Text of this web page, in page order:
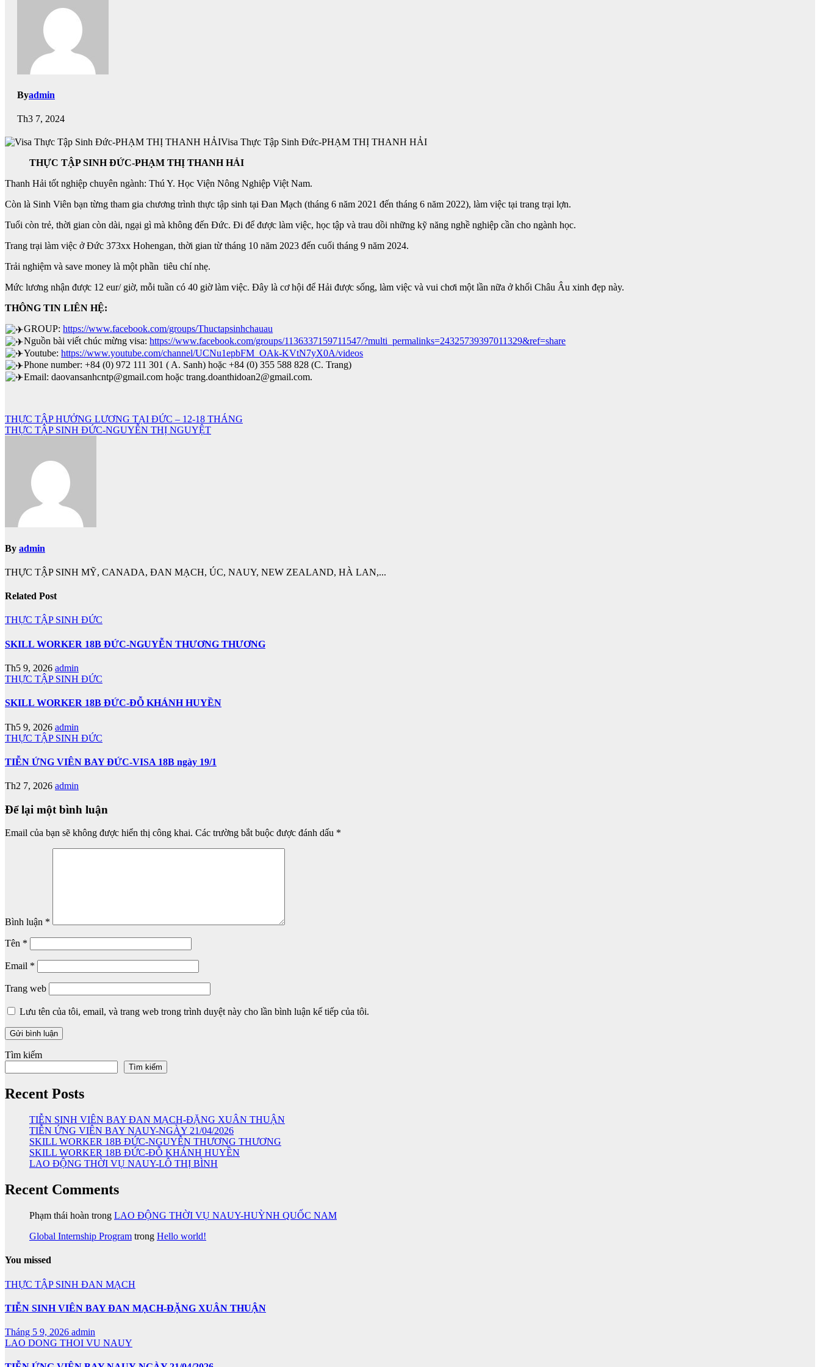
Byadmin
Th3 7, 2024
Visa Thực Tập Sinh Đức-PHẠM THỊ THANH HẢI
THỰC TẬP SINH ĐỨC-PHẠM THỊ THANH HẢI
Thanh Hải tốt nghiệp chuyên ngành: Thú Y. Học Viện Nông Nghiệp Việt Nam.
Còn là Sinh Viên bạn từng tham gia chương trình thực tập sinh tại Đan Mạch (tháng 6 năm 2021 đến tháng 6 năm 2022), làm việc tại trang trại lợn.
Tuổi còn trẻ, thời gian còn dài, ngại gì mà không đến Đức. Đi để được làm việc, học tập và trau dồi những kỹ năng nghề nghiệp cần cho ngành học.
Trang trại làm việc ở Đức 373xx Hohengan, thời gian từ tháng 10 năm 2023 đến cuối tháng 9 năm 2024.
Trải nghiệm và save money là một phần tiêu chí nhẹ.
Mức lương nhận được 12 eur/ giờ, mỗi tuần có 40 giờ làm việc. Đây là cơ hội để Hải được sống, làm việc và vui chơi một lần nữa ở khối Châu Âu xinh đẹp này.
THÔNG TIN LIÊN HỆ:
GROUP:https://www.facebook.com/groups/Thuctapsinhchauau
Nguồn bài viết chúc mừng visa:https://www.facebook.com/groups/1136337159711547/?multi_permalinks=24325739397011329&ref=share
Youtube:https://www.youtube.com/channel/UCNu1epbFM_OAk-KVtN7yX0A/videos
Phone number: +84 (0) 972 111 301 ( A. Sanh) hoặc +84 (0) 355 588 828 (C. Trang)
Email: daovansanhcntp@gmail.com hoặc trang.doanthidoan2@gmail.com.
Điều
hướng
THỰC TẬP HƯỞNG LƯƠNG TẠI ĐỨC – 12-18 THÁNG
THỰC TẬP SINH ĐỨC-NGUYỄN THỊ NGUYỆT
By admin
THỰC TẬP SINH MỸ, CANADA, ĐAN MẠCH, ÚC, NAUY, NEW ZEALAND, HÀ LAN,...
Related Post
THỰC TẬP SINH ĐỨC
SKILL WORKER 18B ĐỨC-NGUYỄN THƯƠNG THƯƠNG
Th5 9, 2026 admin
THỰC TẬP SINH ĐỨC
SKILL WORKER 18B ĐỨC-ĐỖ KHÁNH HUYỀN
Th5 9, 2026 admin
THỰC TẬP SINH ĐỨC
TIỄN ỨNG VIÊN BAY ĐỨC-VISA 18B ngày 19/1
Th2 7, 2026 admin
Để lại một bình luận
Email của bạn sẽ không được hiển thị công khai. Các trường bắt buộc được đánh dấu *
Bình luận *
Tên *
Email *
Trang web
Lưu tên của tôi, email, và trang web trong trình duyệt này cho lần bình luận kế tiếp của tôi.
Tìm kiếm
Tìm kiếm
Recent Posts
TIỄN SINH VIÊN BAY ĐAN MẠCH-ĐẶNG XUÂN THUẬN
TIỄN ỨNG VIÊN BAY NAUY-NGÀY 21/04/2026
SKILL WORKER 18B ĐỨC-NGUYỄN THƯƠNG THƯƠNG
SKILL WORKER 18B ĐỨC-ĐỖ KHÁNH HUYỀN
LAO ĐỘNG THỜI VỤ NAUY-LÔ THỊ BÌNH
Recent Comments
Phạm thái hoàn trong LAO ĐỘNG THỜI VỤ NAUY-HUỲNH QUỐC NAM
Global Internship Program trong Hello world!
You missed
THỰC TẬP SINH ĐAN MẠCH
TIỄN SINH VIÊN BAY ĐAN MẠCH-ĐẶNG XUÂN THUẬN
Tháng 5 9, 2026 admin
LAO DONG THOI VU NAUY